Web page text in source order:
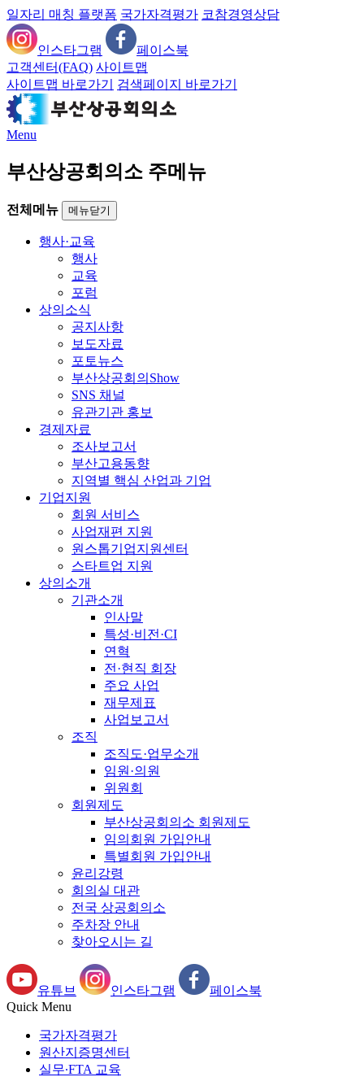
일자리 매칭 플랫폼 국가자격평가 코참경영상담
인스타그램
페이스북
고객센터(FAQ) 사이트맵
사이트맵 바로가기
검색페이지 바로가기
Menu
부산상공회의소 주메뉴
전체메뉴 메뉴닫기
행사·교육
행사
교육
포럼
상의소식
공지사항
보도자료
포토뉴스
부산상공회의Show
SNS 채널
유관기관 홍보
경제자료
조사보고서
부산고용동향
지역별 핵심 산업과 기업
기업지원
회원 서비스
사업재편 지원
원스톱기업지원센터
스타트업 지원
상의소개
기관소개
인사말
특성·비전·CI
연혁
전·현직 회장
주요 사업
재무제표
사업보고서
조직
조직도·업무소개
임원·의원
위원회
회원제도
부산상공회의소 회원제도
임의회원 가입안내
특별회원 가입안내
윤리강령
회의실 대관
전국 상공회의소
주차장 안내
찾아오시는 길
유튜브 인스타그램
페이스북
Quick Menu
국가자격평가
원산지증명센터
실무∙FTA 교육